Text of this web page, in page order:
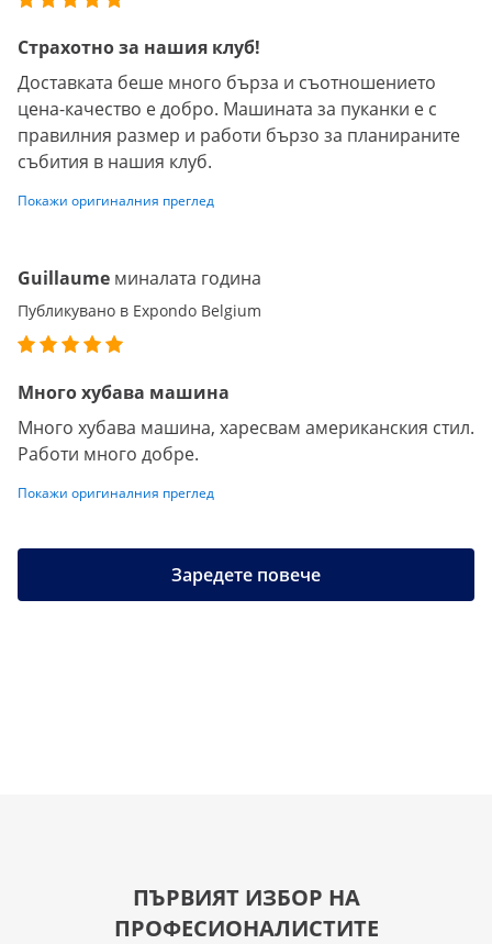
Страхотно за нашия клуб!
Доставката беше много бърза и съотношението
цена-качество е добро. Машината за пуканки е с
правилния размер и работи бързо за планираните
събития в нашия клуб.
Покажи оригиналния преглед
Guillaume миналата година
Публикувано в Expondo Belgium
Много хубава машина
Много хубава машина, харесвам американския стил.
Работи много добре.
Покажи оригиналния преглед
Заредете повече
ПЪРВИЯТ ИЗБОР НА
ПРОФЕСИОНАЛИСТИТЕ